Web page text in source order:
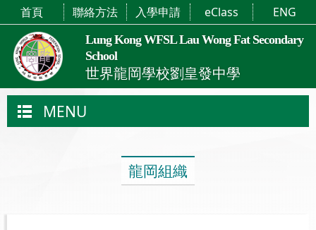
Lung Kong WFSL Lau Wong Fat Secondary
School
世界龍岡學校劉皇發中學
首頁 聯絡方法 入學申請 eClass ENG
MENU
龍岡組織